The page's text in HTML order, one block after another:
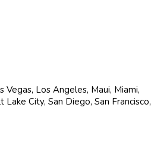
Los Angeles, Maui, Miami,
City, San Diego, San Francisco,